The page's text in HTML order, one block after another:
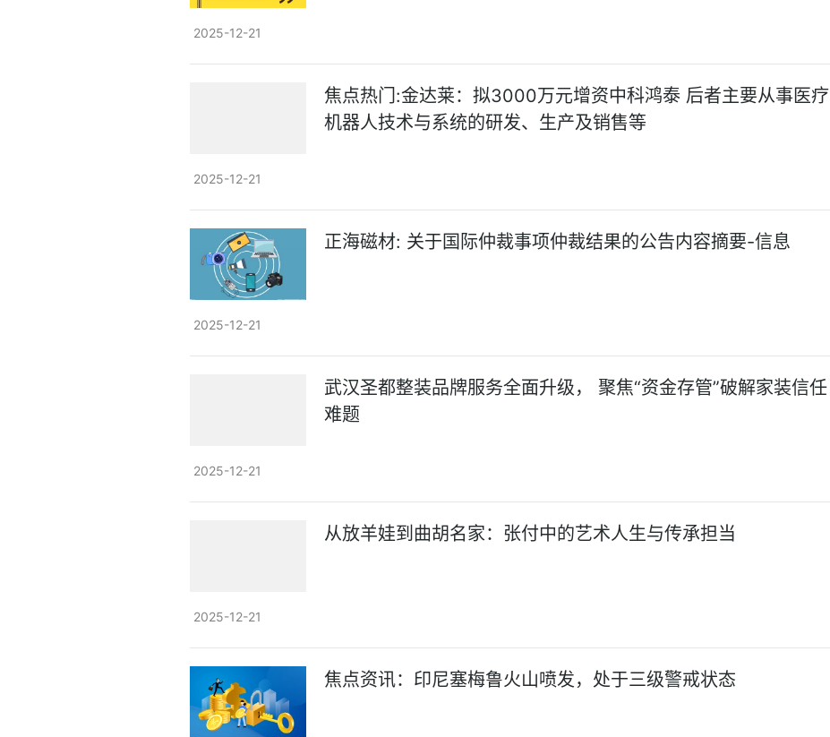
2025-12-21
焦点热门:金达莱：拟3000万元增资中科鸿泰 后者主要从事医疗
机器人技术与系统的研发、生产及销售等
2025-12-21
正海磁材: 关于国际仲裁事项仲裁结果的公告内容摘要-信息
2025-12-21
武汉圣都整装品牌服务全面升级， 聚焦“资金存管”破解家装信任
难题
2025-12-21
从放羊娃到曲胡名家：张付中的艺术人生与传承担当
2025-12-21
焦点资讯：印尼塞梅鲁火山喷发，处于三级警戒状态